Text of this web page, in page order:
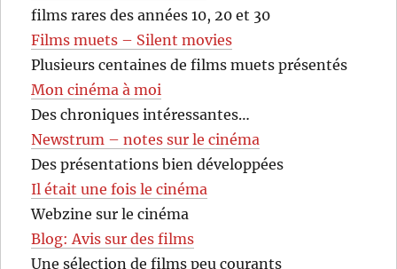
films rares des années 10, 20 et 30
Films muets – Silent movies
Plusieurs centaines de films muets présentés
Mon cinéma à moi
Des chroniques intéressantes…
Newstrum – notes sur le cinéma
Des présentations bien développées
Il était une fois le cinéma
Webzine sur le cinéma
Blog: Avis sur des films
Une sélection de films peu courants